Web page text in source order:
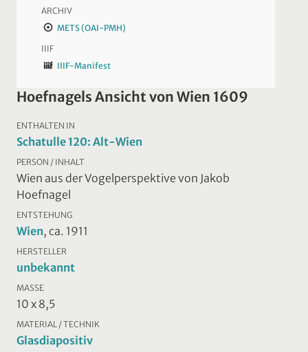
ARCHIV
METS (OAI-PMH)
IIIF
IIIF-Manifest
Hoefnagels Ansicht von Wien 1609
ENTHALTEN IN
Schatulle 120: Alt-Wien
PERSON / INHALT
Wien aus der Vogelperspektive von Jakob
Hoefnagel
ENTSTEHUNG
Wien, ca. 1911
HERSTELLER
unbekannt
MASSE
10 x 8,5
MATERIAL / TECHNIK
Glasdiapositiv